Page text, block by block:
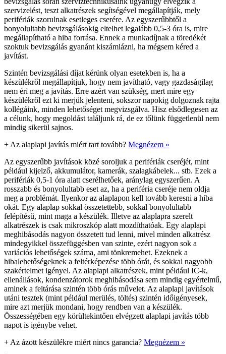
szervizelést, teszt alkatrészek segítségével megállapítják, mely
perifériák szorulnak esetleges cserére. Az egyszerűbbtől a
bonyolultabb bevizsgálásokig eltelhet legalább 0,5-3 óra is, mire
megállapítható a hiba forrása. Ennek a munkadíjnak a töredékét
szoktuk bevizsgálás gyanánt kiszámlázni, ha mégsem kéred a
javítást.
Szintén bevizsgálási díjat kérünk olyan esetekben is, ha a
készülékről megállapítjuk, hogy nem javítható, vagy gazdaságilag
nem éri meg a javítás. Erre azért van szükség, mert mire egy
készülékről ezt ki merjük jelenteni, sokszor napokig dolgoznak rajta
kollégáink, minden lehetőséget megvizsgálva. Hisz elsődlegesen az
a célunk, hogy megoldást találjunk rá, de ez tőlünk függetlenül nem
mindig sikerül sajnos.
+ Az alaplapi javítás miért tart tovább? Megnézem »
Az egyszerűbb javítások közé soroljuk a perifériák cseréjét, mint
például kijelző, akkumulátor, kamerák, szalagkábelek... stb. Ezek a
perifériák 0,5-1 óra alatt cserélhetőek, aránylag egyszerűen. A
rosszabb és bonyolultabb eset az, ha a periféria cseréje nem oldja
meg a problémát. Ilyenkor az alaplapon kell tovább keresni a hiba
okát. Egy alaplap sokkal összetettebb, sokkal bonyolultabb
felépítésű, mint maga a készülék. Illetve az alaplapra szerelt
alkatrészek is csak mikroszkóp alatt mozdíthatóak. Egy alaplapi
meghibásodás nagyon összetett tud lenni, mivel minden alkatrész
mindegyikkel összefüggésben van szinte, ezért nagyon sok a
variációs lehetőségek száma, ami tönkremehet. Ezeknek a
hibalehetőségeknek a feltérképezése több órát, és sokkal nagyobb
szakértelmet igényel. Az alaplapi alkatrészek, mint például IC-k,
ellenállások, kondenzátorok meghibásodása sem mindig egyértelmű,
aminek a feltárása szintén több órás művelet. Az alaplapi javítások
utáni tesztek (mint például merülés, töltés) szintén időigényesek,
mire azt merjük mondani, hogy rendben van a készülék.
Összességében egy körültekintően elvégzett alaplapi javítás több
napot is igénybe vehet.
+ Az ázott készülékre miért nincs garancia? Megnézem »